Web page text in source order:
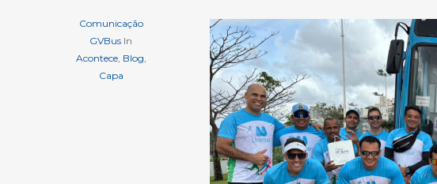
Comunicação
GVBus In
Acontece, Blog,
Capa